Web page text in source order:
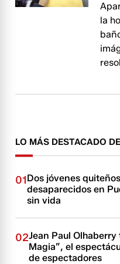
la
LO MÁS DESTACADO
01Dos jóvenes
desaparecidos en
sin vida
02Jean Paul
Magia”, el
de espectadores